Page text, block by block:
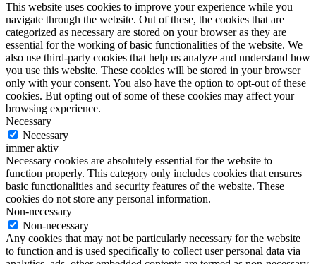
This website uses cookies to improve your experience while you
navigate through the website. Out of these, the cookies that are
categorized as necessary are stored on your browser as they are
essential for the working of basic functionalities of the website. We
also use third-party cookies that help us analyze and understand how
you use this website. These cookies will be stored in your browser
only with your consent. You also have the option to opt-out of these
cookies. But opting out of some of these cookies may affect your
browsing experience.
Necessary
Necessary
immer aktiv
Necessary cookies are absolutely essential for the website to
function properly. This category only includes cookies that ensures
basic functionalities and security features of the website. These
cookies do not store any personal information.
Non-necessary
Non-necessary
Any cookies that may not be particularly necessary for the website
to function and is used specifically to collect user personal data via